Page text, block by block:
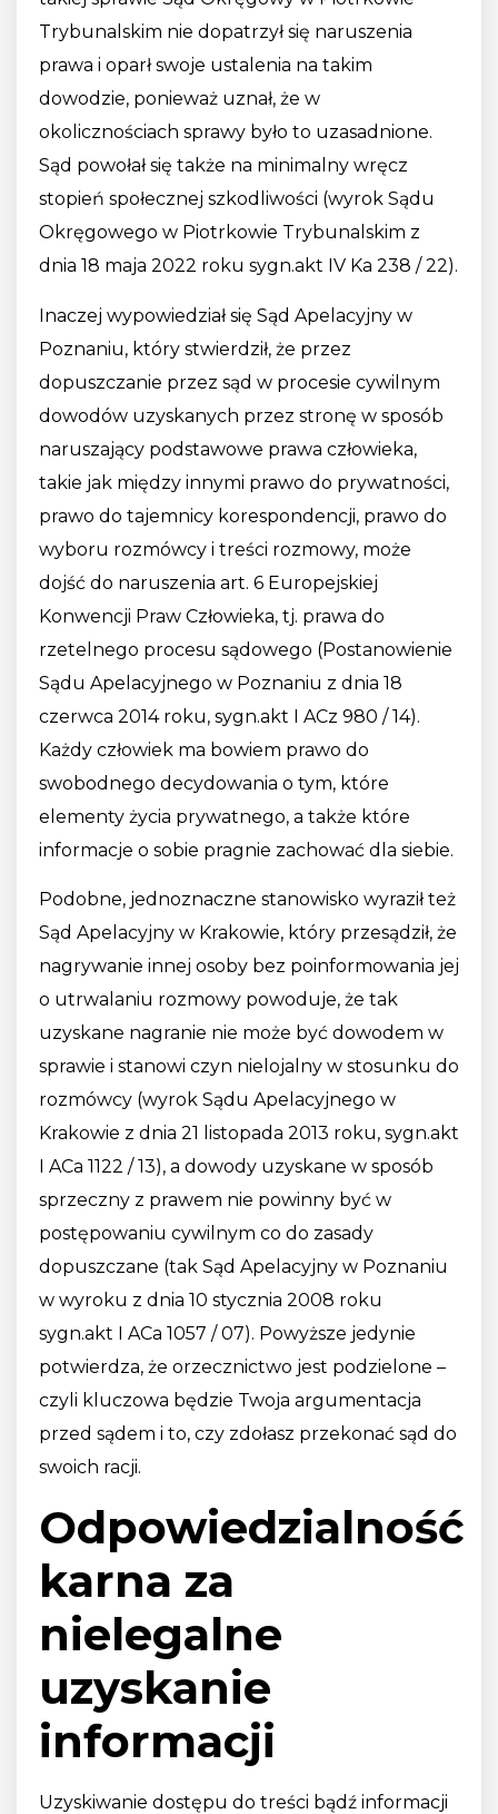
Trybunalskim nie dopatrzył się naruszenia
prawa i oparł swoje ustalenia na takim
dowodzie, ponieważ uznał, że w
okolicznościach sprawy było to uzasadnione.
Sąd powołał się także na minimalny wręcz
stopień społecznej szkodliwości (wyrok Sądu
Okręgowego w Piotrkowie Trybunalskim z
dnia 18 maja 2022 roku sygn.akt IV Ka 238 / 22).
Inaczej wypowiedział się Sąd Apelacyjny w
Poznaniu, który stwierdził, że przez
dopuszczanie przez sąd w procesie cywilnym
dowodów uzyskanych przez stronę w sposób
naruszający podstawowe prawa człowieka,
takie jak między innymi prawo do prywatności,
prawo do tajemnicy korespondencji, prawo do
wyboru rozmówcy i treści rozmowy, może
dojść do naruszenia art. 6 Europejskiej
Konwencji Praw Człowieka, tj. prawa do
rzetelnego procesu sądowego (Postanowienie
Sądu Apelacyjnego w Poznaniu z dnia 18
czerwca 2014 roku, sygn.akt I ACz 980 / 14).
Każdy człowiek ma bowiem prawo do
swobodnego decydowania o tym, które
elementy życia prywatnego, a także które
informacje o sobie pragnie zachować dla siebie.
Podobne, jednoznaczne stanowisko wyraził też
Sąd Apelacyjny w Krakowie, który przesądził, że
nagrywanie innej osoby bez poinformowania jej
o utrwalaniu rozmowy powoduje, że tak
uzyskane nagranie nie może być dowodem w
sprawie i stanowi czyn nielojalny w stosunku do
rozmówcy (wyrok Sądu Apelacyjnego w
Krakowie z dnia 21 listopada 2013 roku, sygn.akt
I ACa 1122 / 13), a dowody uzyskane w sposób
sprzeczny z prawem nie powinny być w
postępowaniu cywilnym co do zasady
dopuszczane (tak Sąd Apelacyjny w Poznaniu
w wyroku z dnia 10 stycznia 2008 roku
sygn.akt I ACa 1057 / 07). Powyższe jedynie
potwierdza, że orzecznictwo jest podzielone –
czyli kluczowa będzie Twoja argumentacja
przed sądem i to, czy zdołasz przekonać sąd do
swoich racji.
Odpowiedzialność
karna za
nielegalne
uzyskanie
informacji
Uzyskiwanie dostępu do treści bądź informacji